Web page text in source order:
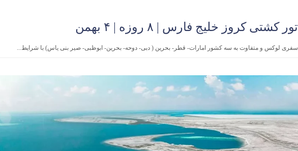
تور کشتی کروز خلیج فارس | ۸ روزه | ۴ بهمن
سفری لوکس و‌ متفاوت به سه کشور امارات- قطر- بحرین ( دبی- دوحه- بحرین- ابوظبی- صیر بنی یاس) با شرایط...